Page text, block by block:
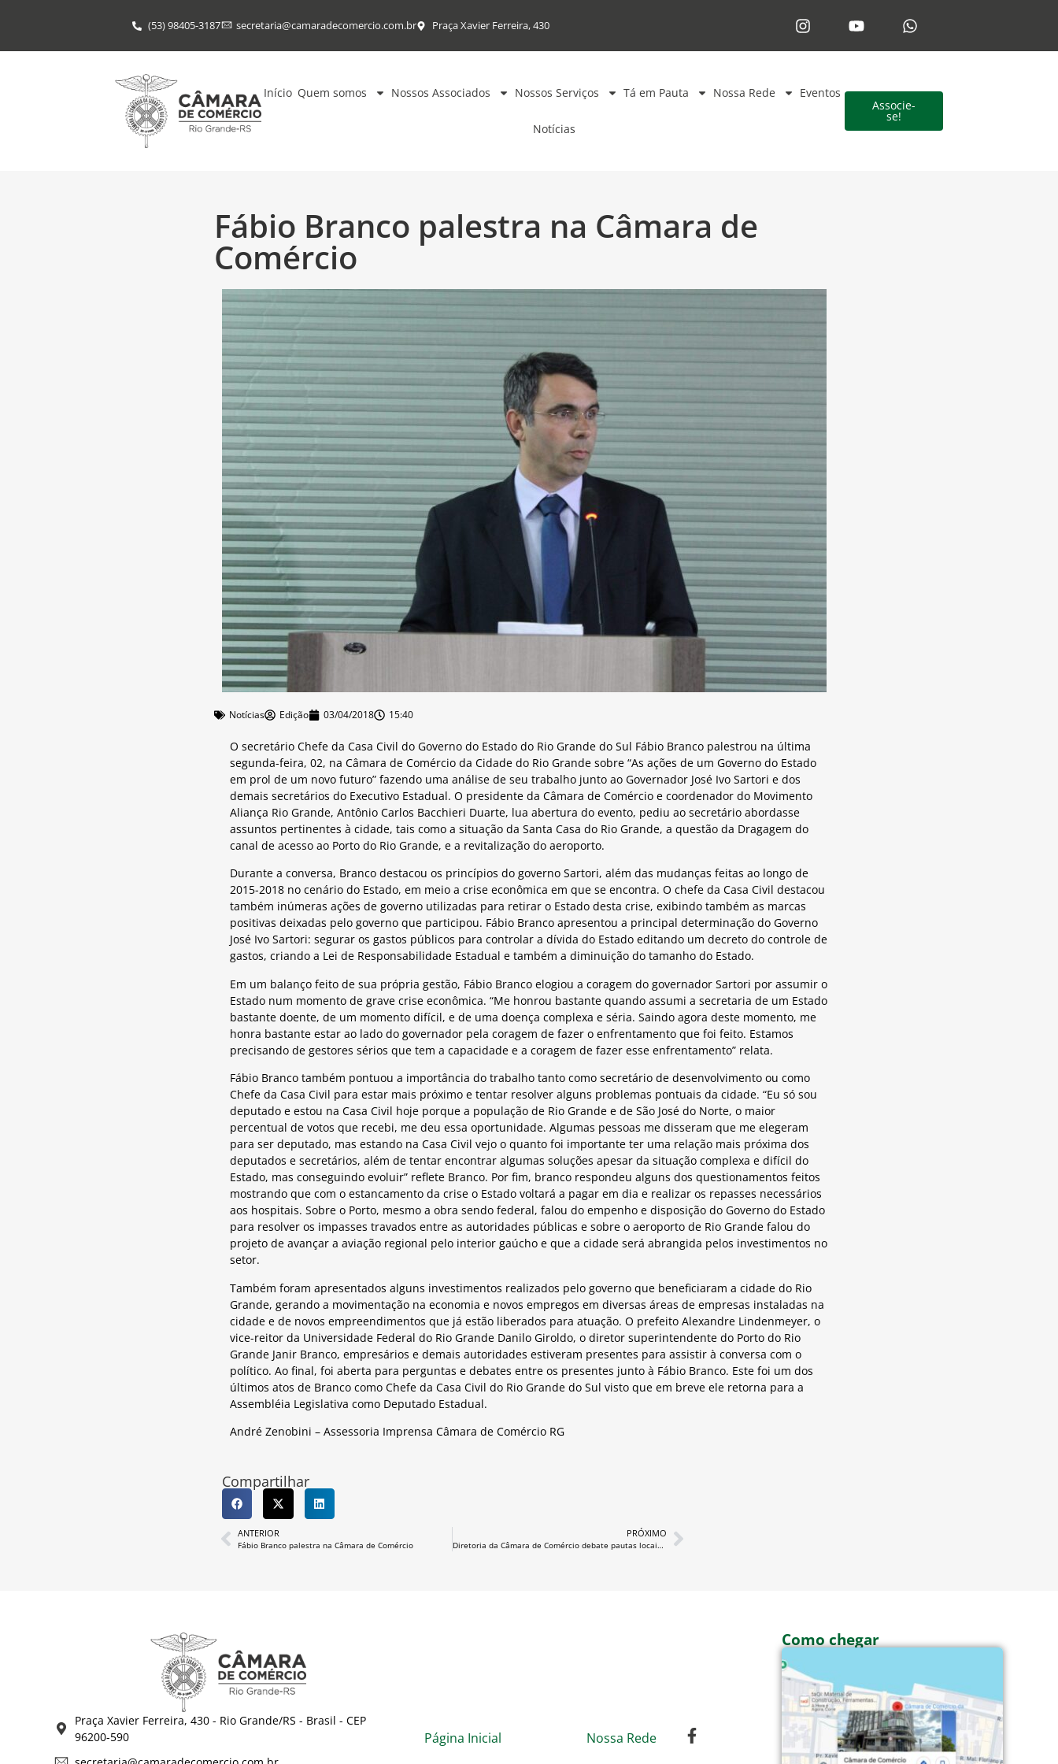
(53) 98405-3187 secretaria@​camaradecomercio.com.br Praça Xavier Ferreira, 430
Início Quem somos Nossos Associados Nossos Serviços Tá em Pauta Nossa Rede Eventos
Notícias
Associe-
se!
Fábio Branco palestra na Câmara de
Comércio
Notícias Edição 03/04/2018 15:40
O secretário Chefe da Casa Civil do Governo do Estado do Rio Grande do Sul Fábio Branco palestrou na última
segunda-feira, 02, na Câmara de Comércio da Cidade do Rio Grande sobre “As ações de um Governo do Estado
em prol de um novo futuro” fazendo uma análise de seu trabalho junto ao Governador José Ivo Sartori e dos
demais secretários do Executivo Estadual. O presidente da Câmara de Comércio e coordenador do Movimento
Aliança Rio Grande, Antônio Carlos Bacchieri Duarte, lua abertura do evento, pediu ao secretário abordasse
assuntos pertinentes à cidade, tais como a situação da Santa Casa do Rio Grande, a questão da Dragagem do
canal de acesso ao Porto do Rio Grande, e a revitalização do aeroporto.
Durante a conversa, Branco destacou os princípios do governo Sartori, além das mudanças feitas ao longo de
2015-2018 no cenário do Estado, em meio a crise econômica em que se encontra. O chefe da Casa Civil destacou
também inúmeras ações de governo utilizadas para retirar o Estado desta crise, exibindo também as marcas
positivas deixadas pelo governo que participou. Fábio Branco apresentou a principal determinação do Governo
José Ivo Sartori: segurar os gastos públicos para controlar a dívida do Estado editando um decreto do controle de
gastos, criando a Lei de Responsabilidade Estadual e também a diminuição do tamanho do Estado.
Em um balanço feito de sua própria gestão, Fábio Branco elogiou a coragem do governador Sartori por assumir o
Estado num momento de grave crise econômica. “Me honrou bastante quando assumi a secretaria de um Estado
bastante doente, de um momento difícil, e de uma doença complexa e séria. Saindo agora deste momento, me
honra bastante estar ao lado do governador pela coragem de fazer o enfrentamento que foi feito. Estamos
precisando de gestores sérios que tem a capacidade e a coragem de fazer esse enfrentamento” relata.
Fábio Branco também pontuou a importância do trabalho tanto como secretário de desenvolvimento ou como
Chefe da Casa Civil para estar mais próximo e tentar resolver alguns problemas pontuais da cidade. “Eu só sou
deputado e estou na Casa Civil hoje porque a população de Rio Grande e de São José do Norte, o maior
percentual de votos que recebi, me deu essa oportunidade. Algumas pessoas me disseram que me elegeram
para ser deputado, mas estando na Casa Civil vejo o quanto foi importante ter uma relação mais próxima dos
deputados e secretários, além de tentar encontrar algumas soluções apesar da situação complexa e difícil do
Estado, mas conseguindo evoluir” reflete Branco. Por fim, branco respondeu alguns dos questionamentos feitos
mostrando que com o estancamento da crise o Estado voltará a pagar em dia e realizar os repasses necessários
aos hospitais. Sobre o Porto, mesmo a obra sendo federal, falou do empenho e disposição do Governo do Estado
para resolver os impasses travados entre as autoridades públicas e sobre o aeroporto de Rio Grande falou do
projeto de avançar a aviação regional pelo interior gaúcho e que a cidade será abrangida pelos investimentos no
setor.
Também foram apresentados alguns investimentos realizados pelo governo que beneficiaram a cidade do Rio
Grande, gerando a movimentação na economia e novos empregos em diversas áreas de empresas instaladas na
cidade e de novos empreendimentos que já estão liberados para atuação. O prefeito Alexandre Lindenmeyer, o
vice-reitor da Universidade Federal do Rio Grande Danilo Giroldo, o diretor superintendente do Porto do Rio
Grande Janir Branco, empresários e demais autoridades estiveram presentes para assistir à conversa com o
político. Ao final, foi aberta para perguntas e debates entre os presentes junto à Fábio Branco. Este foi um dos
últimos atos de Branco como Chefe da Casa Civil do Rio Grande do Sul visto que em breve ele retorna para a
Assembléia Legislativa como Deputado Estadual.
André Zenobini – Assessoria Imprensa Câmara de Comércio RG
Compartilhar
ANTERIOR
Fábio Branco palestra na Câmara de Comércio
PRÓXIMO
Diretoria da Câmara de Comércio debate pautas locais e regionais
Praça Xavier Ferreira, 430 - Rio Grande/RS - Brasil - CEP
96200-590
Página Inicial Nossa Rede
Como chegar